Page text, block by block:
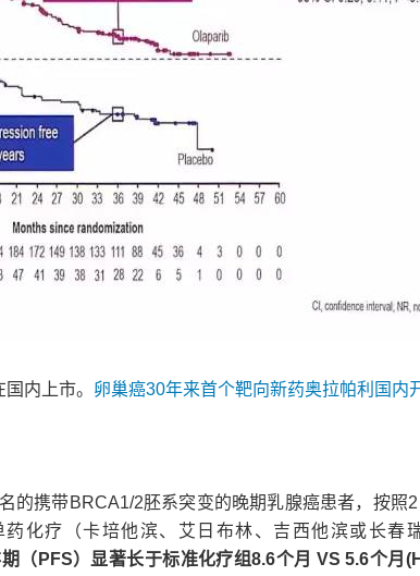
内上市。 卵巢癌30年来首个靶向新药奥拉帕利国内
的携带BRCA1/2胚系突变的晚期乳腺癌患者，按照
药化疗（卡培他滨、艾日布林、吉西他滨或长春
（PFS）显著长于标准化疗组8.6个月 VS 5.6个月